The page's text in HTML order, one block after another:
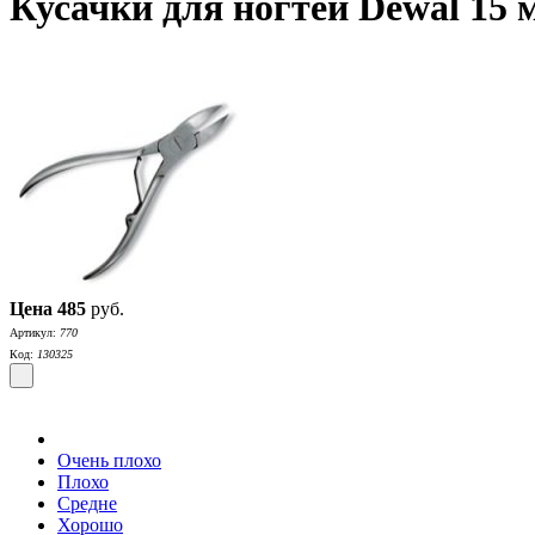
Цена 485 руб.
Артикул: 770
Код: 130325
Очень плохо
Плохо
Средне
Хорошо